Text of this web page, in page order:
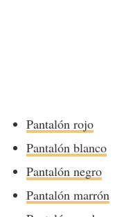
Pantalón rojo
Pantalón blanco
Pantalón negro
Pantalón marrón